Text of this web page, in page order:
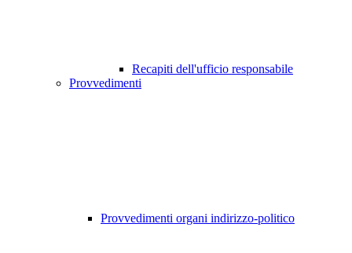
Recapiti dell'ufficio responsabile
Provvedimenti
Provvedimenti organi indirizzo-politico